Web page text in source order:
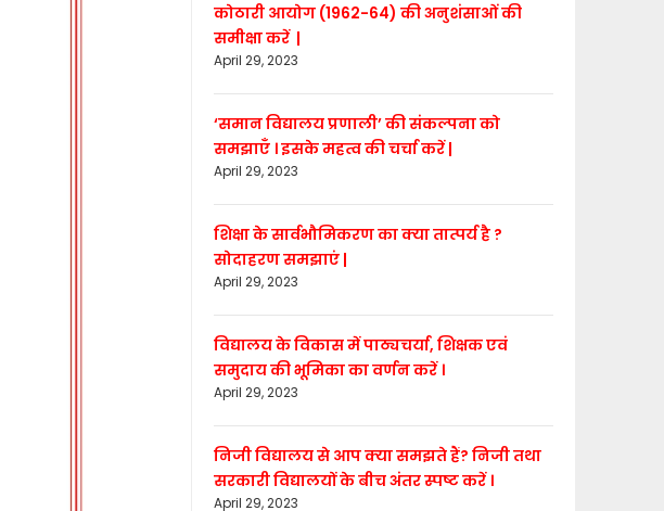
कोठारी आयोग (1962-64) की अनुशंसाओं की
समीक्षा करें |
April 29, 2023
‘समान विद्यालय प्रणाली’ की संकल्पना को
समझाएँ । इसके महत्व की चर्चा करें |
April 29, 2023
शिक्षा के सार्वभौमिकरण का क्या तात्पर्य है ?
सोदाहरण समझाएं |
April 29, 2023
विद्यालय के विकास में पाठ्यचर्या, शिक्षक एवं
समुदाय की भूमिका का वर्णन करें ।
April 29, 2023
निजी विद्यालय से आप क्या समझते हैं? निजी तथा
सरकारी विद्यालयों के बीच अंतर स्पष्ट करें ।
April 29, 2023